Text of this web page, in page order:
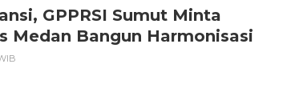
GPPRSI Sumut Minta
Medan Bangun Harmonisasi